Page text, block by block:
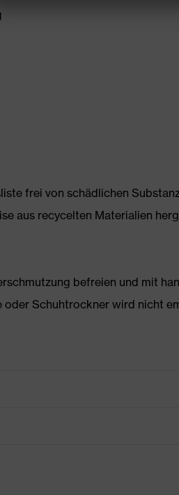
frei von schädlichen
aus recycelten Materialien
befreien und mit
oder Schuhtrockner wird nicht